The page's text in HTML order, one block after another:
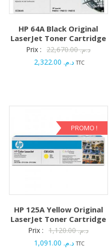
HP 64A Black Original
LaserJet Toner Cartridge
Prix : د.م.22,670.00
Le
د.م.Le
TTC
PROMO !
HP 125A Yellow Original
LaserJet Toner Cartridge
Prix : د.م.1,120.00
Le
د.م.Le
TTC